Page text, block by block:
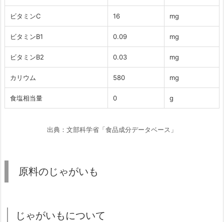
ビタミンC 16 mg
ビタミンB1 0.09 mg
ビタミンB2 0.03 mg
カリウム 580 mg
食塩相当量 0 g
出典：文部科学省「食品成分データベース」
原料のじゃがいも
じゃがいもについて